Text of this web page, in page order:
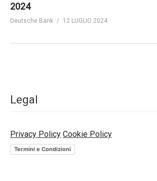
2024
Deutsche Bank 12 LUGLIO 2024
Legal
Privacy Policy Cookie Policy
Termini e Condizioni